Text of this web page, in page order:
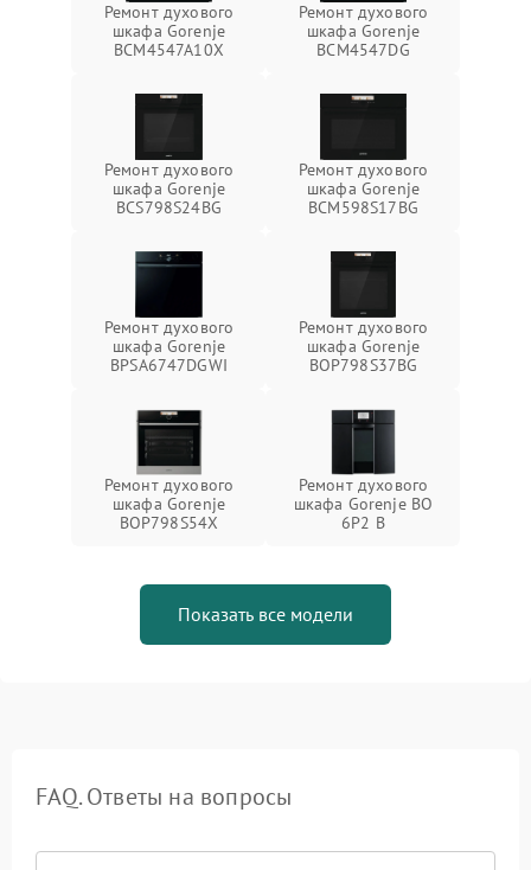
Ремонт духового
шкафа Gorenje
BCM4547A10X
Ремонт духового
шкафа Gorenje
BCM4547DG
Ремонт духового
шкафа Gorenje
BCS798S24BG
Ремонт духового
шкафа Gorenje
BCM598S17BG
Ремонт духового
шкафа Gorenje
BPSA6747DGWI
Ремонт духового
шкафа Gorenje
BOP798S37BG
Ремонт духового
шкафа Gorenje
BOP798S54X
Ремонт духового
шкафа Gorenje BO
6P2 B
Показать все модели
FAQ. Ответы на вопросы